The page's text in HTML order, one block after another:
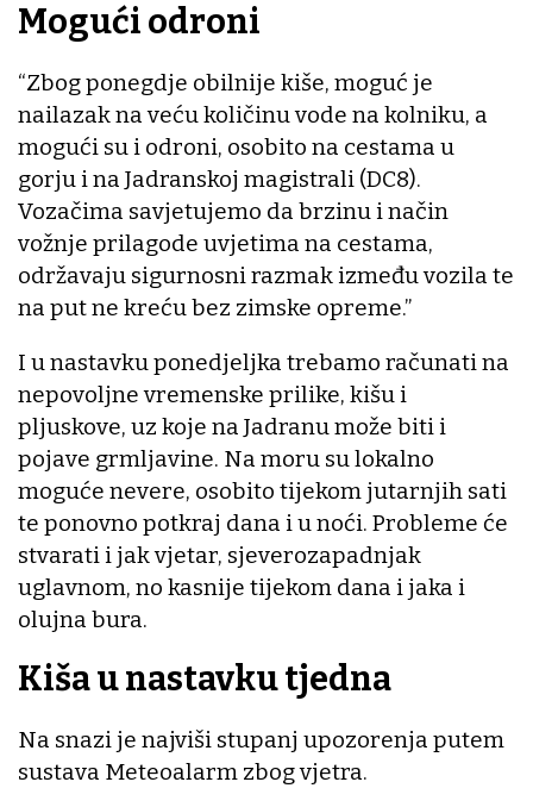
Mogući odroni
“Zbog ponegdje obilnije kiše, moguć je
nailazak na veću količinu vode na kolniku, a
mogući su i odroni, osobito na cestama u
gorju i na Jadranskoj magistrali (DC8).
Vozačima savjetujemo da brzinu i način
vožnje prilagode uvjetima na cestama,
održavaju sigurnosni razmak između vozila te
na put ne kreću bez zimske opreme.”
I u nastavku ponedjeljka trebamo računati na
nepovoljne vremenske prilike, kišu i
pljuskove, uz koje na Jadranu može biti i
pojave grmljavine. Na moru su lokalno
moguće nevere, osobito tijekom jutarnjih sati
te ponovno potkraj dana i u noći. Probleme će
stvarati i jak vjetar, sjeverozapadnjak
uglavnom, no kasnije tijekom dana i jaka i
olujna bura.
Kiša u nastavku tjedna
Na snazi je najviši stupanj upozorenja putem
sustava Meteoalarm zbog vjetra.